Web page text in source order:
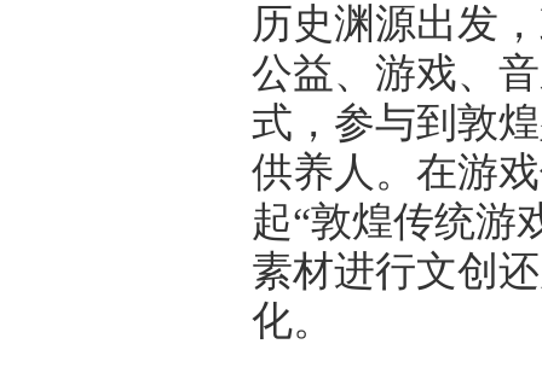
历史渊源出发
公益、游戏、
式，参与到敦
供养人。在游
起“敦煌传统游
素材进行文创
化。